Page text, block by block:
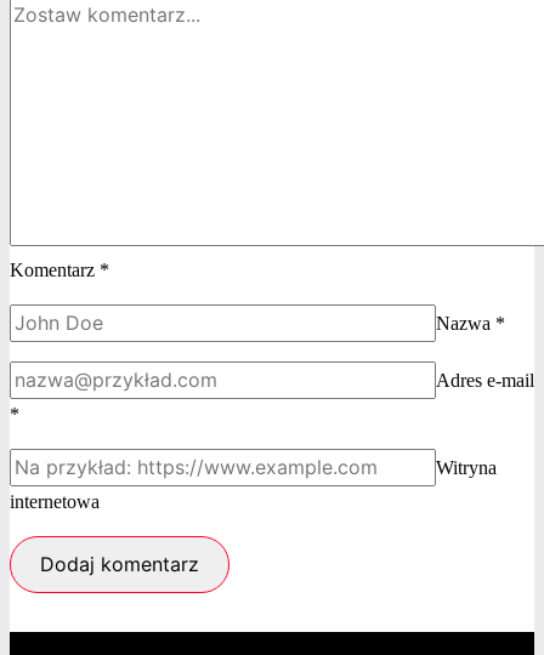
Komentarz *
Nazwa *
Adres e-mail
*
Witryna
internetowa